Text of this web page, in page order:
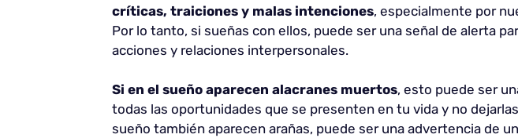
críticas, traiciones y malas intenciones, especialmente por
Por lo tanto, si sueñas con ellos, puede ser una señal de alerta
acciones y relaciones interpersonales.
Si en el sueño aparecen alacranes muertos, esto puede ser
todas las oportunidades que se presenten en tu vida y no
sueño también aparecen arañas, puede ser una advertencia de